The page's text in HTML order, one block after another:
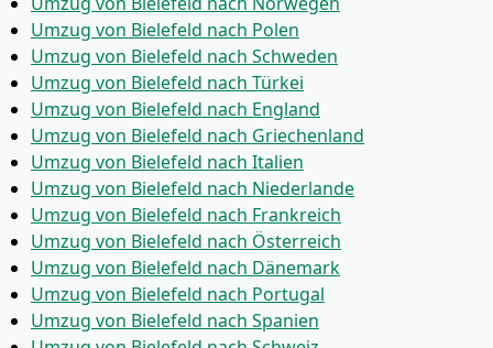
Umzug von Bielefeld nach Polen
Umzug von Bielefeld nach Schweden
Umzug von Bielefeld nach Türkei
Umzug von Bielefeld nach England
Umzug von Bielefeld nach Griechenland
Umzug von Bielefeld nach Italien
Umzug von Bielefeld nach Niederlande
Umzug von Bielefeld nach Frankreich
Umzug von Bielefeld nach Österreich
Umzug von Bielefeld nach Dänemark
Umzug von Bielefeld nach Portugal
Umzug von Bielefeld nach Spanien